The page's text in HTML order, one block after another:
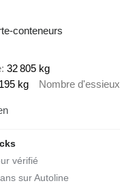
conteneurs
32 805 kg
kg Nombre d'essieux
ans sur Autoline